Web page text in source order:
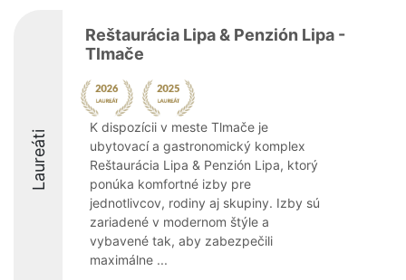
Laureáti
Reštaurácia Lipa & Penzión Lipa -
Tlmače
K dispozícii v meste Tlmače je
ubytovací a gastronomický komplex
Reštaurácia Lipa & Penzión Lipa, ktorý
ponúka komfortné izby pre
jednotlivcov, rodiny aj skupiny. Izby sú
zariadené v modernom štýle a
vybavené tak, aby zabezpečili
maximálne ...